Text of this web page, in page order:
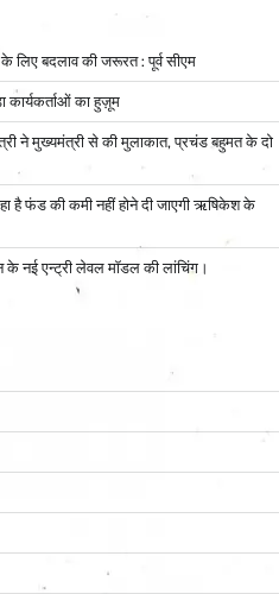
लिए बदलाव की जरूरत : पूर्व सीएम
कार्यकर्ताओं का हुज़ूम
ने मुख्यमंत्री से की मुलाकात, प्रचंड बहुमत के दो
है फंड की कमी नहीं होने दी जाएगी ऋषिकेश के
के नई एन्ट्री लेवल मॉडल की लांचिंग।